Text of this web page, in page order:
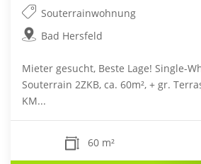
Souterrainwohnung
Bad Hersfeld
Mieter gesucht, Beste Lage! Single-
Souterrain 2ZKB, ca. 60m², + gr.
KM...
60 m²